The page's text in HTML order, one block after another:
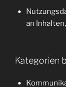
an
Kategorien